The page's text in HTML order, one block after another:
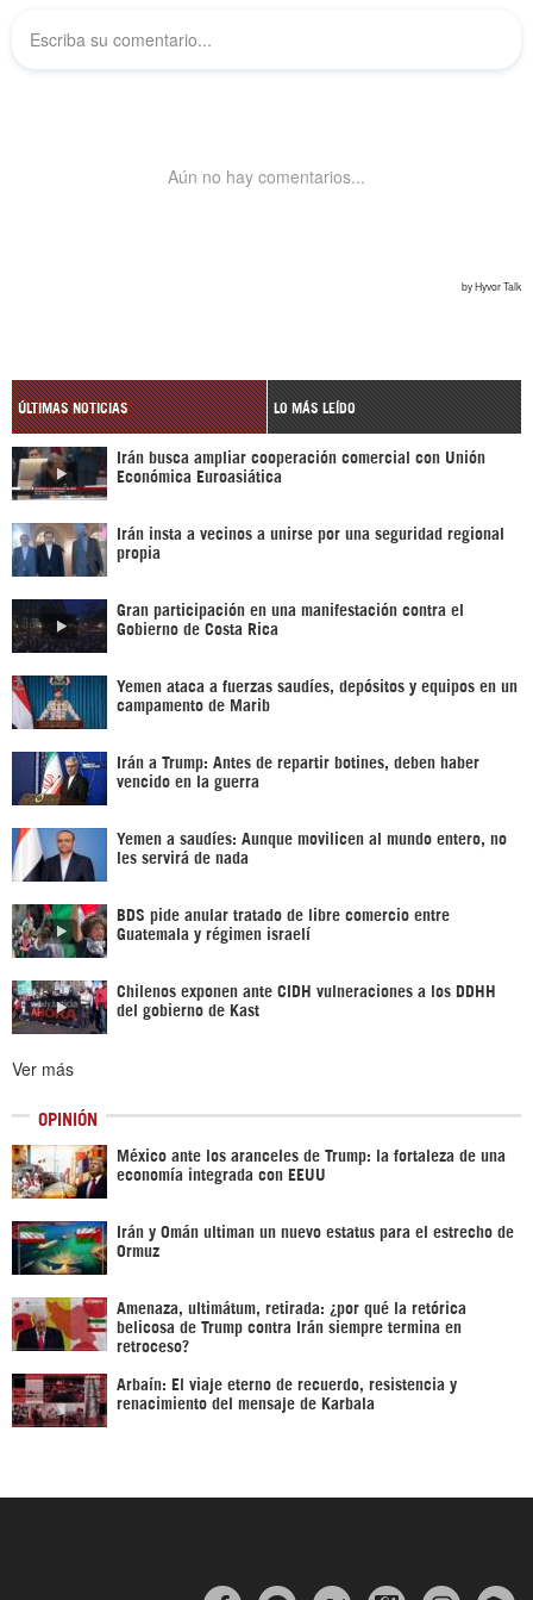
ÚLTIMAS NOTICIAS LO MÁS LEÍDO
Irán busca ampliar cooperación comercial con Unión
Económica Euroasiática
Irán insta a vecinos a unirse por una seguridad regional
propia
Gran participación en una manifestación contra el
Gobierno de Costa Rica
Yemen ataca a fuerzas saudíes, depósitos y equipos en un
campamento de Marib
Irán a Trump: Antes de repartir botines, deben haber
vencido en la guerra
Yemen a saudíes: Aunque movilicen al mundo entero, no
les servirá de nada
BDS pide anular tratado de libre comercio entre
Guatemala y régimen israelí
Chilenos exponen ante CIDH vulneraciones a los DDHH
del gobierno de Kast
Ver más
OPINIÓN
México ante los aranceles de Trump: la fortaleza de una
economía integrada con EEUU
Irán y Omán ultiman un nuevo estatus para el estrecho de
Ormuz
Amenaza, ultimátum, retirada: ¿por qué la retórica
belicosa de Trump contra Irán siempre termina en
retroceso?
Arbaín: El viaje eterno de recuerdo, resistencia y
renacimiento del mensaje de Karbala